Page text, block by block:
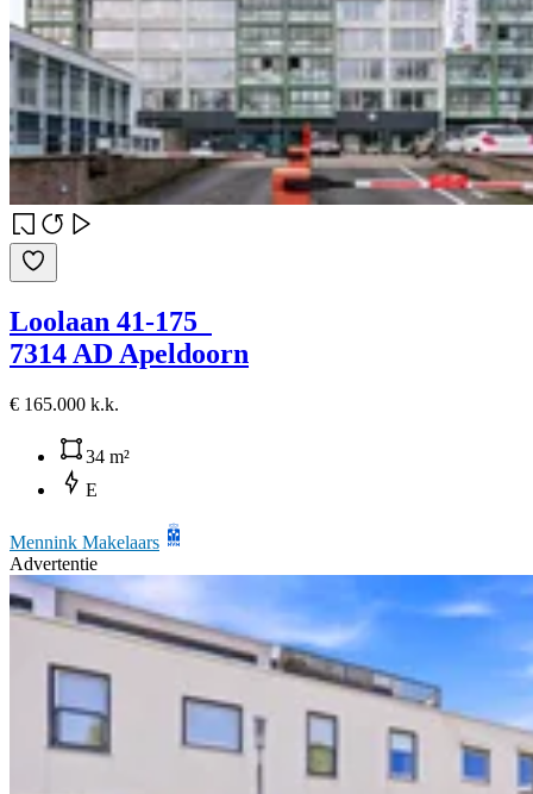
Loolaan 41-175
7314 AD Apeldoorn
€ 165.000 k.k.
34 m²
E
Mennink Makelaars
Advertentie